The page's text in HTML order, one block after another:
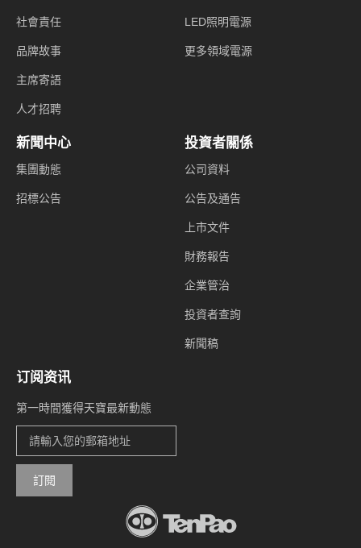
社會責任
品牌故事
主席寄語
人才招聘
LED照明電源
更多領域電源
新聞中心
集團動態
招標公告
投資者關係
公司資料
公告及通告
上市文件
財務報告
企業管治
投資者查詢
新聞稿
订阅资讯
第一時間獲得天寶最新動態
訂閱